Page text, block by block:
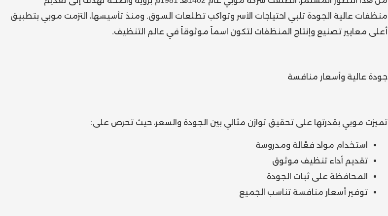
منظفات عالية الجودة تلبي احتياجات الأسر وتواكب تطلعات السوق. ومنذ تأسيسها، التزمت موبي بتطبيق
أعلى معايير تصنيع وإنتاج المنظفات لتكون اسماً موثوقاً في عالم التنظيف.
جودة عالية وأسعار منافسة
تميزت موبي بقدرتها على تحقيق توازن مثالي بين الجودة والسعر، حيث تحرص على:
استخدام مواد فعّالة ومدروسة
تقديم أداء تنظيف موثوق
المحافظة على ثبات الجودة
توفير أسعار منافسة تناسب الجميع